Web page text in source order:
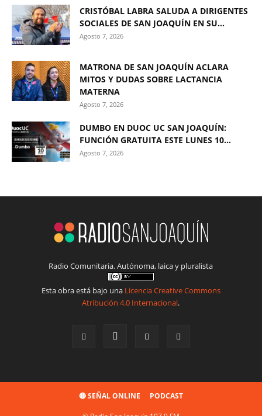
CRISTÓBAL LABRA SALUDA A DIRIGENTES
SOCIALES DE SAN JOAQUÍN EN SU...
Agosto 7, 2026
MATRONA DE SAN JOAQUÍN ACLARA
MITOS Y DUDAS SOBRE LACTANCIA
MATERNA
Agosto 7, 2026
DUMBO EN DUOC UC SAN JOAQUÍN:
FUNCIÓN GRATUITA ESTE LUNES 10...
Agosto 7, 2026
Radio Comunitaria. Autónoma, laica y pluralista
Esta obra está bajo una Licencia Creative Commons
Atribución 4.0 Internacional.
🔴 SEÑAL ONLINE PODCAST